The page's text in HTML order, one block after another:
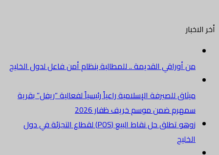
أخر الاخبار
من أوراقي القديمة .. للمطالبة بنظام أمن فاعل لدول الخليج
ميثاق للصيرفة الإسلامية راعياً رئيسياً لفعالية “ريفل” بقرية
سمهرم ضمن موسم خريف ظفار 2026
زوهو تطلق حل نقاط البيع (POS) لقطاع التجزئة في دول
الخليج